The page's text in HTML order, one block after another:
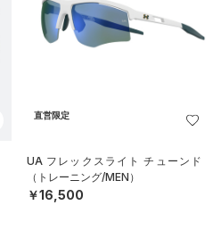
直営限定
UA フレックスライト チューンド
（トレーニング/MEN）
￥16,500